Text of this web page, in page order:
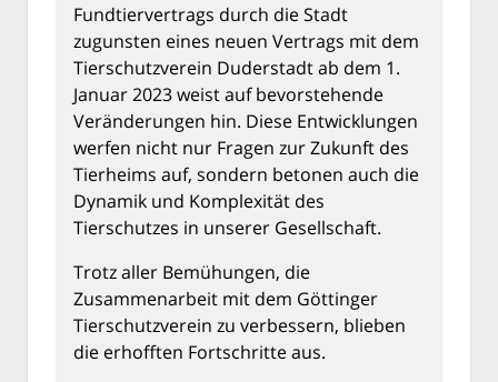
Fundtiervertrags durch die Stadt
zugunsten eines neuen Vertrags mit dem
Tierschutzverein Duderstadt ab dem 1.
Januar 2023 weist auf bevorstehende
Veränderungen hin. Diese Entwicklungen
werfen nicht nur Fragen zur Zukunft des
Tierheims auf, sondern betonen auch die
Dynamik und Komplexität des
Tierschutzes in unserer Gesellschaft.
Trotz aller Bemühungen, die
Zusammenarbeit mit dem Göttinger
Tierschutzverein zu verbessern, blieben
die erhofften Fortschritte aus.